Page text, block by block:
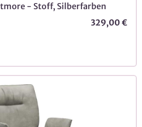
- Stoff, Silberfarben
329,00 €